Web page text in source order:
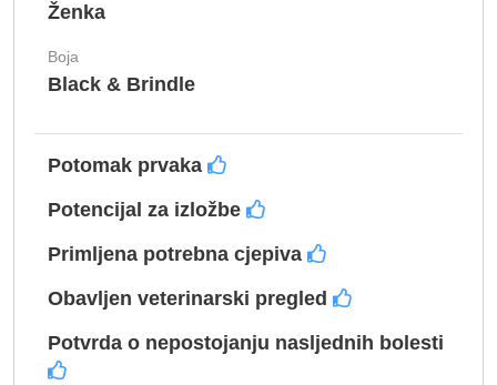
Ženka
Boja
Black & Brindle
Potomak prvaka
Potencijal za izložbe
Primljena potrebna cjepiva
Obavljen veterinarski pregled
Potvrda o nepostojanju nasljednih bolesti